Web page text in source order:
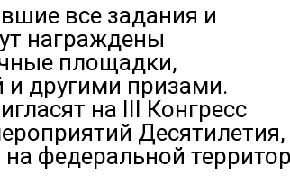
все задания и
награждены
площадки,
и другими призами.
на III Конгресс
Десятилетия,
на федеральной